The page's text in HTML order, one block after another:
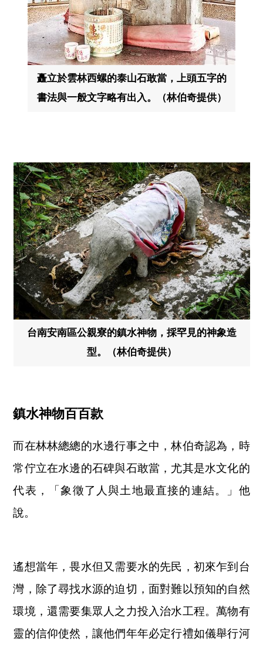
矗立於雲林西螺的泰山石敢當，上頭五字的
書法與一般文字略有出入。（林伯奇提供）
台南安南區公親寮的鎮水神物，採罕見的神象造
型。（林伯奇提供）
鎮水神物百百款
而在林林總總的水邊行事之中，林伯奇認為，時
常佇立在水邊的石碑與石敢當，尤其是水文化的
代表，「象徵了人與土地最直接的連結。」他
說。
遙想當年，畏水但又需要水的先民，初來乍到台
灣，除了尋找水源的迫切，面對難以預知的自然
環境，還需要集眾人之力投入治水工程。萬物有
靈的信仰使然，讓他們年年必定行禮如儀舉行河